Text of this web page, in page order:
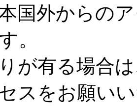
国外からの
。
が有る場合
スをお願い